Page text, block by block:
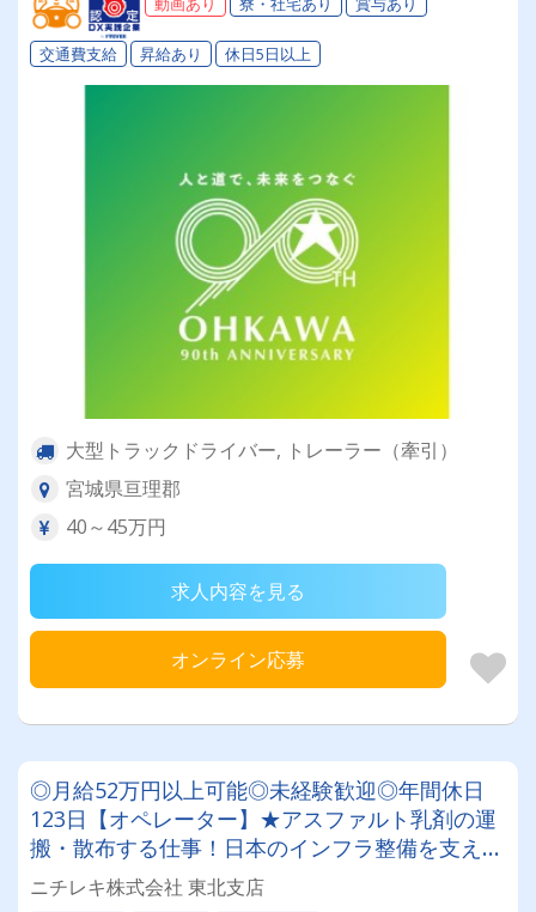
交通費支給 昇給あり 休日5日以上
大型トラックドライバー, トレーラー（牽引）
宮城県亘理郡
40～45万円
求人内容を見る
オンライン応募
◎月給52万円以上可能◎未経験歓迎◎年間休日
123日【オペレーター】★アスファルト乳剤の運
搬・散布する仕事！日本のインフラ整備を支える
やりがいアリ！！
ニチレキ株式会社 東北支店